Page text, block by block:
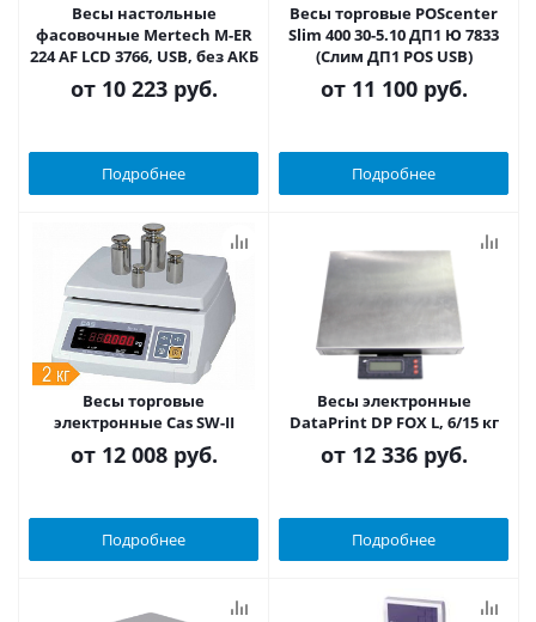
Весы настольные
фасовочные Mertech M-ER
224 AF LCD 3766, USB, без АКБ
от 10 223 руб.
Подробнее
Весы торговые POScenter
Slim 400 30-5.10 ДП1 Ю 7833
(Слим ДП1 POS USB)
от 11 100 руб.
Подробнее
Весы торговые
электронные Cas SW-II
от 12 008 руб.
Подробнее
Весы электронные
DataPrint DP FOX L, 6/15 кг
от 12 336 руб.
Подробнее